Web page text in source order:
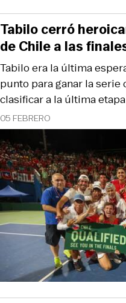
05 FEBRERO
Tabilo era la última
punto para ganar la
clasificar a la última
Tabilo cerró
de Chile a las